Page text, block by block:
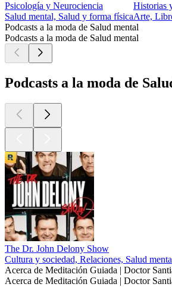
Psicología y Neurociencia
Salud mental, Salud y forma física
Historias
Arte,
Podcasts a la moda de Salud mental
Podcasts a la moda de Salud mental
Podcasts a la moda de
The Dr. John Delony Show
Cultura y sociedad, Relaciones, Salud
Acerca de Meditación Guiada | Doctor
Acerca de Meditación Guiada | Doctor